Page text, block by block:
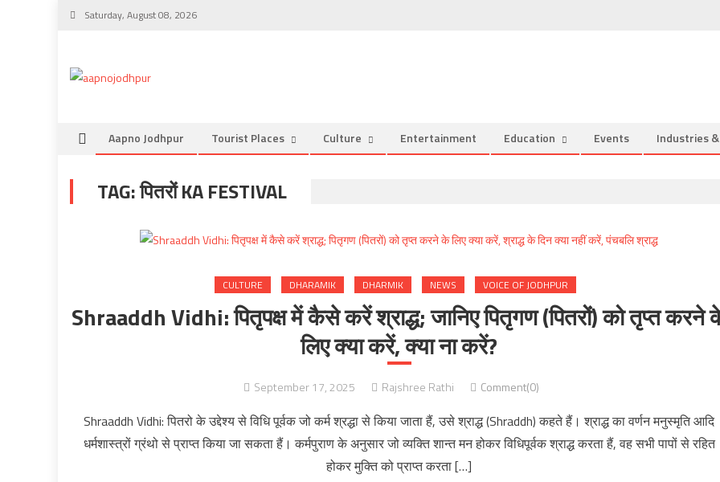
Skip
Saturday, August 08, 2026
Aapno Jodhpur Tourist Places Culture Entertainment Education Events Industries
TAG:पितरों KA FESTIVAL
CULTURE DHARAMIK DHARMIK NEWS VOICE OF JODHPUR
Shraaddh Vidhi: पितृपक्ष में कैसे करें श्राद्ध; जानिए पितृगण (पितरों) को तृप्त करने
लिए क्या करें, क्या ना करें?
September 17, 2025 Rajshree Rathi Comment(0)
Shraaddh Vidhi: पितरो के उद्देश्य से विधि पूर्वक जो कर्म श्रद्धा से किया जाता हैं, उसे श्राद्ध (Shraddh) कहते हैं। श्राद्ध का वर्णन मनुस्मृति आदि
धर्मशास्त्रों ग्रंथो से प्राप्त किया जा सकता हैं। कर्मपुराण के अनुसार जो व्यक्ति शान्त मन होकर विधिपूर्वक श्राद्ध करता हैं, वह सभी पापों से रहित
होकर मुक्ति को प्राप्त करता […]